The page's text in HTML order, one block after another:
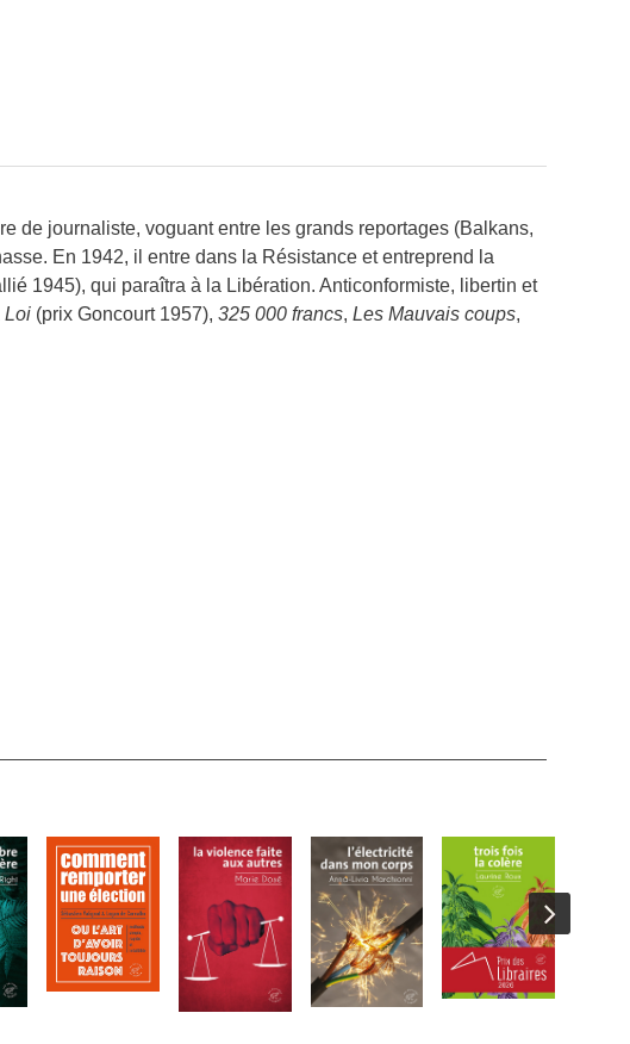
de journaliste, voguant entre les grands reportages (Balkans,
En 1942, il entre dans la Résistance et entreprend la
1945), qui paraîtra à la Libération. Anticonformiste, libertin et
Loi (prix Goncourt 1957), 325 000 francs, Les Mauvais coups,